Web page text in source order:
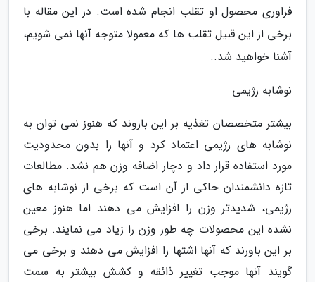
فراوری محصول او تقلب انجام شده است. در این مقاله با
برخی از این قبیل تقلب ها که معمولا متوجه آنها نمی شویم،
آشنا خواهید شد..
نوشابه رژیمی
بیشتر متخصصان تغذیه بر این باروند که هنوز نمی توان به
نوشابه های رژیمی اعتماد کرد و آنها را بدون محدودیت
مورد استفاده قرار داد و دچار اضافه وزن هم نشد. مطالعات
تازه دانشمندان حاکی از آن است که برخی از نوشابه های
رژیمی، شدیدتر وزن را افزایش می دهند اما هنوز معین
نشده این محصولات چه طور وزن را زیاد می نمایند. برخی
بر این باورند که آنها اشتها را افزایش می دهند و برخی می
گویند آنها موجب تغییر ذائقه و کشش بیشتر به سمت